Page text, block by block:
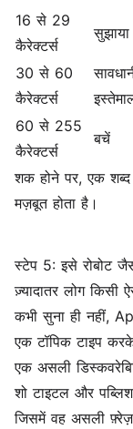
16 से 29
कैरेक्टर्स
सुझाया
30 से 60
कैरेक्टर्स
60 से 255
कैरेक्टर्स
बचें
शक होने पर, एक शब्द
मज़बूत होता है।
स्टेप 5: इसे रोबोट
ज़्यादातर लोग किसी
कभी सुना ही नहीं,
एक टॉपिक टाइप
एक असली
शो टाइटल और
जिसमें वह असली